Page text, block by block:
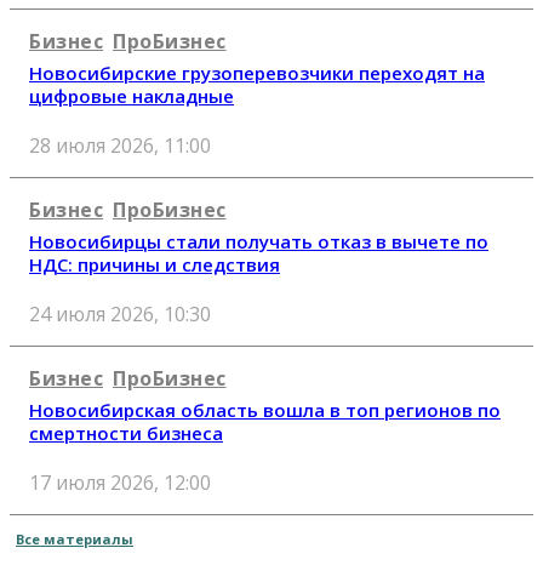
Бизнес ПроБизнес
Новосибирские грузоперевозчики переходят на
цифровые накладные
28 июля 2026, 11:00
Бизнес ПроБизнес
Новосибирцы стали получать отказ в вычете по
НДС: причины и следствия
24 июля 2026, 10:30
Бизнес ПроБизнес
Новосибирская область вошла в топ регионов по
смертности бизнеса
17 июля 2026, 12:00
Все материалы